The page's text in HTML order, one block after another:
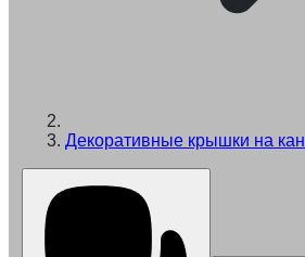
Декоративные крышки на